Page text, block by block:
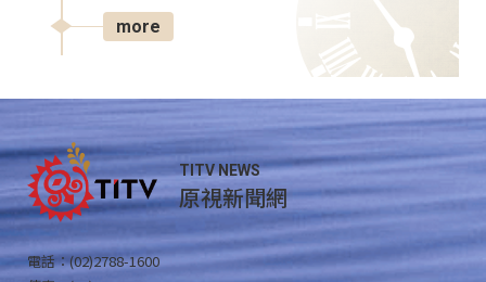
more
TITV NEWS
原視新聞網
電話：(02)2788-1600